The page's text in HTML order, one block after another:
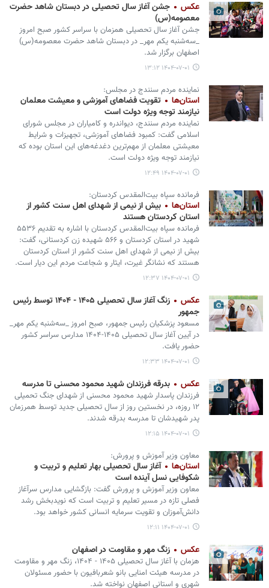
عکس
جشن آغاز سال تحصیلی در دبستان شاهد حضرت
معصومه(س)
جشن آغاز سال تحصیلی همزمان با سراسر کشور صبح امروز
_سه‌شنبه یکم مهر_ در دبستان شاهد حضرت معصومه(س)
اصفهان برگزار شد.
۱۴۰۴-۰۷-۰۱ ۱۳:۱۲
نماینده مردم سنندج در مجلس:
استان‌ها
تقویت فضاهای آموزشی و معیشت معلمان
نیازمند توجه ویژه دولت است
نماینده مردم سنندج، دیواندره و کامیاران در مجلس شورای
اسلامی گفت: کمبود فضاهای آموزشی، تجهیزات و شرایط
معیشتی معلمان از مهم‌ترین دغدغه‌های این استان بوده که
نیازمند توجه ویژه دولت است.
۱۴۰۴-۰۷-۰۱ ۱۲:۴۹
فرمانده سپاه بیت‌المقدس کردستان:
استان‌ها
بیش از نیمی از شهدای اهل سنت کشور از
استان کردستان هستند
فرمانده سپاه بیت‌المقدس کردستان با اشاره به تقدیم ۵۵۳۶
شهید در استان کردستان و ۵۶۶ شهیده زن کردستانی، گفت:
بیش از نیمی از شهدای اهل سنت کشور از استان کردستان
هستند که نشانگر غیرت، ایثار و شجاعت مردم این دیار است.
۱۴۰۴-۰۷-۰۱ ۱۲:۳۷
عکس
زنگ آغاز سال تحصیلی ۱۴۰۵ - ۱۴۰۴ توسط رئیس
جمهور
مسعود پزشکیان رئیس جمهور، صبح امروز _سه‌شنبه یکم مهر_
در آیین آغاز سال تحصیلی ۱۴۰۵-۱۴۰۴ مدارس سراسر کشور
حضور یافت.
۱۴۰۴-۰۷-۰۱ ۱۲:۳۳
عکس بدرقه فرزندان شهید محمود محسنی تا مدرسه
فرزندان پاسدار شهید محمود محسنی از شهدای جنگ تحمیلی
۱۲ روزه، در نخستین روز از سال تحصیلی جدید توسط همرزمان
پدر شهیدشان تا مدرسه بدرقه شدند.
۱۴۰۴-۰۷-۰۱ ۱۲:۱۵
معاون وزیر آموزش و پرورش:
استان‌ها
آغاز سال تحصیلی بهار تعلیم و تربیت و
شکوفایی نسل آینده است
معاون وزیر آموزش و پرورش گفت: بازگشایی مدارس سرآغاز
فصلی تازه در مسیر تعلیم و تربیت است که نویدبخش رشد
دانش‌آموزان و تقویت سرمایه انسانی کشور خواهد بود.
۱۴۰۴-۰۷-۰۱ ۱۲:۱۱
عکس زنگ مهر و مقاومت در اصفهان
هزمان با آغاز سال تحصیلی ۱۴۰۵ - ۱۴۰۴، زنگ مهر و مقاومت
در مدرسه هیئت امنایی بانو شعربافیون با حضور مسئولان
شهری و استانی اصفهان نواخته شد.